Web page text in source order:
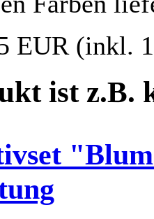
EUR (inkl.
ist z.B.